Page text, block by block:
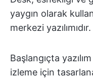
yaygın olarak
merkezi yazılımıdır.
Başlangıçta
izleme için